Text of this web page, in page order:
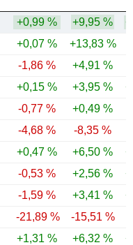
+0,99 % +9,95 %
+0,07 % +13,83 %
-1,86 % +4,91 %
+0,15 % +3,95 %
-0,77 % +0,49 %
-4,68 % -8,35 %
+0,47 % +6,50 %
-0,53 % +2,56 %
-1,59 % +3,41 %
-21,89 % -15,51 %
+1,31 % +6,32 %